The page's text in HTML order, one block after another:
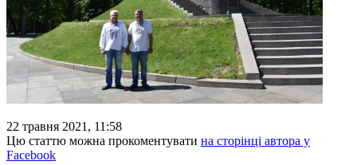
22 травня 2021, 11:58
Цю статтю можна прокоментувати на сторінці автора у
Facebook